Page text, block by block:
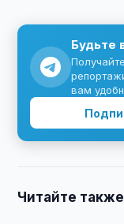
Будьте
вам
Читайте также